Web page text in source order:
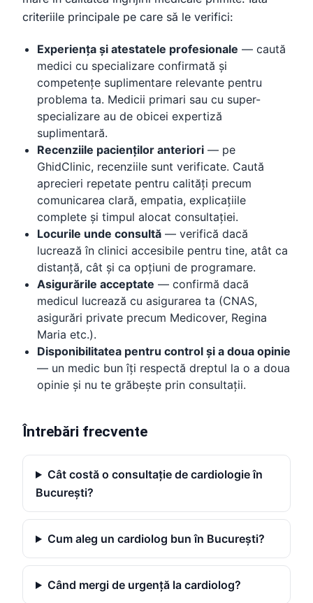
criteriile principale pe care să le verifici:
Experiența și atestatele profesionale — caută
medici cu specializare confirmată și
competențe suplimentare relevante pentru
problema ta. Medicii primari sau cu super-
specializare au de obicei expertiză
suplimentară.
Recenziile pacienților anteriori — pe
GhidClinic, recenziile sunt verificate. Caută
aprecieri repetate pentru calități precum
comunicarea clară, empatia, explicațiile
complete și timpul alocat consultației.
Locurile unde consultă — verifică dacă
lucrează în clinici accesibile pentru tine, atât ca
distanță, cât și ca opțiuni de programare.
Asigurările acceptate — confirmă dacă
medicul lucrează cu asigurarea ta (CNAS,
asigurări private precum Medicover, Regina
Maria etc.).
Disponibilitatea pentru control și a doua opinie
— un medic bun îți respectă dreptul la o a doua
opinie și nu te grăbește prin consultații.
Întrebări frecvente
Cât costă o consultație de cardiologie în
București?
Cum aleg un cardiolog bun în București?
Când mergi de urgență la cardiolog?